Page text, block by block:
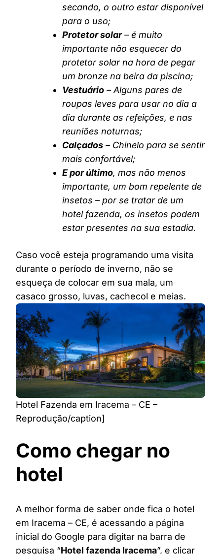
secando, o outro estar disponível
para o uso;
Protetor solar– é muito
importante não esquecer do
protetor solar na hora de pegar
um bronze na beira da piscina;
Vestuário – Alguns pares de
roupas leves para usar no dia a
dia durante as refeições, e nas
reuniões noturnas;
Calçados – Chinelo para se sentir
mais confortável;
E por último, mas não menos
importante, um bom repelente de
insetos – por se tratar de um
hotel fazenda, os insetos podem
estar presentes na sua estadia.
Caso você esteja programando uma visita
durante o período de inverno, não se
esqueça de colocar em sua mala, um
casaco grosso, luvas, cachecol e meias.
Hotel Fazenda em Iracema – CE –
Reprodução/caption]
Como chegar no
hotel
A melhor forma de saber onde fica o hotel
em Iracema – CE, é acessando a página
inicial do Google para digitar na barra de
pesquisa “Hotel fazenda Iracema”, e clicar